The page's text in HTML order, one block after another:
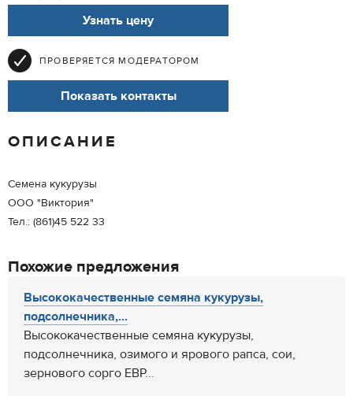
Узнать цену
ПРОВЕРЯЕТСЯ МОДЕРАТОРОМ
Показать контакты
ОПИСАНИЕ
Семена кукурузы
ООО "Виктория"
Тел.: (861)45 522 33
Похожие предложения
Высококачественные семяна кукурузы,
подсолнечника,...
Высококачественные семяна кукурузы,
подсолнечника, озимого и ярового рапса, сои,
зернового сорго ЕВР...